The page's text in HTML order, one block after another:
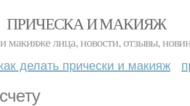
ПРИЧЕСКА И МАКИЯЖ
макияже лица, новости, отзывы,
делать прически и макияж